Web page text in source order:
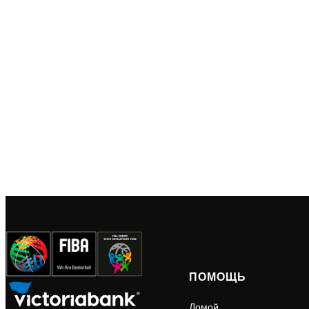
ПОМОЩЬ